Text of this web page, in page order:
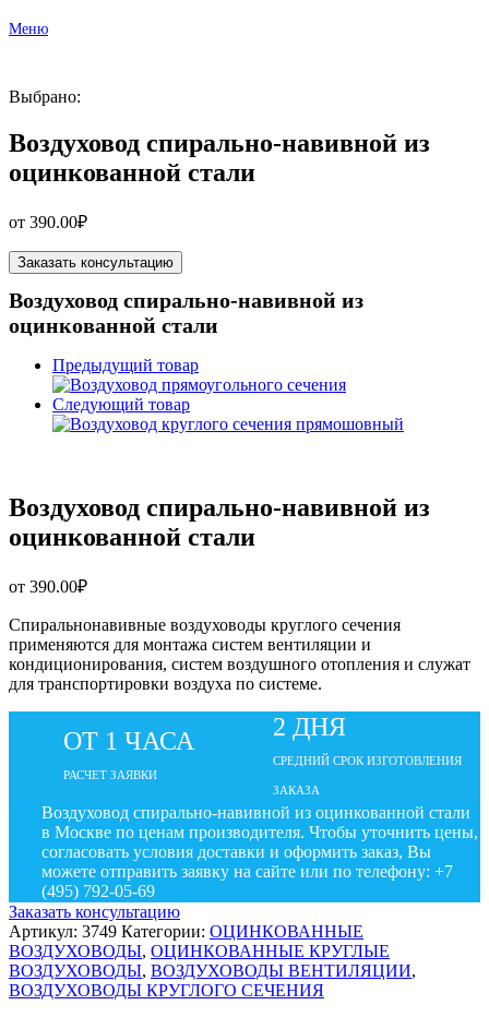
Меню
Выбрано:
Воздуховод спирально-навивной из
оцинкованной стали
от 390.00₽
Заказать консультацию
Воздуховод спирально-навивной из
оцинкованной стали
Предыдущий товар
Следующий товар
Воздуховод спирально-навивной из
оцинкованной стали
от 390.00₽
Спиральнонавивные воздуховоды круглого сечения
применяются для монтажа систем вентиляции и
кондиционирования, систем воздушного отопления и служат
для транспортировки воздуха по системе.
ОТ 1 ЧАСА
РАСЧЕТ ЗАЯВКИ
2 ДНЯ
СРЕДНИЙ СРОК ИЗГОТОВЛЕНИЯ
ЗАКАЗА
Воздуховод спирально-навивной из оцинкованной стали
в Москве по ценам производителя. Чтобы уточнить цены,
согласовать условия доставки и оформить заказ, Вы
можете отправить заявку на сайте или по телефону: +7
(495) 792-05-69
Заказать консультацию
Артикул: 3749 Категории: ОЦИНКОВАННЫЕ
ВОЗДУХОВОДЫ, ОЦИНКОВАННЫЕ КРУГЛЫЕ
ВОЗДУХОВОДЫ, ВОЗДУХОВОДЫ ВЕНТИЛЯЦИИ,
ВОЗДУХОВОДЫ КРУГЛОГО СЕЧЕНИЯ